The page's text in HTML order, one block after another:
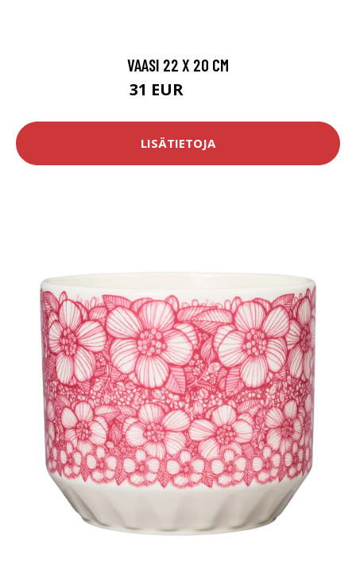
VAASI 22 X 20 CM
31 EUR
LISÄTIETOJA